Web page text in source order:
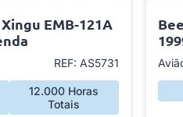
EMB-121A
REF: AS5731
12.000 Horas
Totais